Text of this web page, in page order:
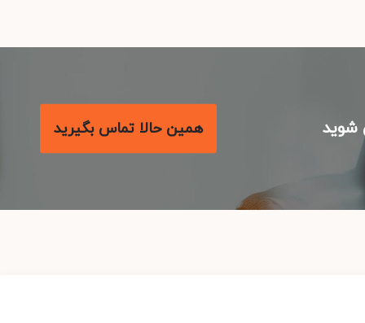
همین حالا تماس بگیرید